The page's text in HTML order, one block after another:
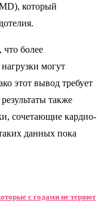
который
более
могут
этот вывод требует
также
сочетающие кардио-
данных пока
с годами не теряют